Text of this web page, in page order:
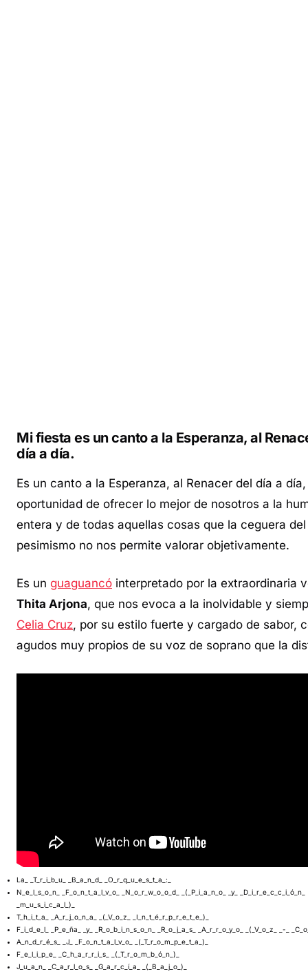
Mi fiesta es un canto a la Esperanza, al
día a día.
Es un canto a la Esperanza, al Renacer del día a
oportunidad de ofrecer lo mejor de nosotros a la
entera y de todas aquellas cosas que la ceguera del
pesimismo no nos permite valorar objetivamente.
Es un guaguancó interpretado por la extraordinaria
Thita Arjona, que nos evoca a la inolvidable y
Celia Cruz, por su estilo fuerte y cargado de sabor,
agudos muy propios de su voz de soprano que la
La_ _T_r_i_b_u_ _B_a_n_d_ _O_r_q_u_e_s_t_a_:_
N_e_l_s_o_n_ _F_o_n_t_a_l_v_o_ _N_o_r_w_o_o_d_ _(_P_i_a_n_o_ _y_ _D_i_r_e_c_c_i_ó_n_
_m_u_s_i_c_a_l_)_
T_h_i_t_a_ _A_r_j_o_n_a_ _(_V_o_z_ _I_n_t_é_r_p_r_e_t_e_)_
F_i_d_e_l_ _P_e_ña_ _y_ _R_o_b_i_n_s_o_n_ _R_o_j_a_s_ _A_r_r_o_y_o_ _(_V_o_z_ _-_
A_n_d_r_é_s_ _J_ _F_o_n_t_a_l_v_o_ _(_T_r_o_m_p_e_t_a_)_
F_e_l_i_p_e_ _C_h_a_r_r_i_s_ _(_T_r_o_m_b_ó_n_)_
J_u_a_n_ _C_a_r_l_o_s_ _G_a_r_c_í_a_ _(_B_a_j_o_)_